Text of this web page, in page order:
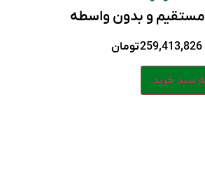
و بدون واسطه
259,413,826تومان
سبد خرید